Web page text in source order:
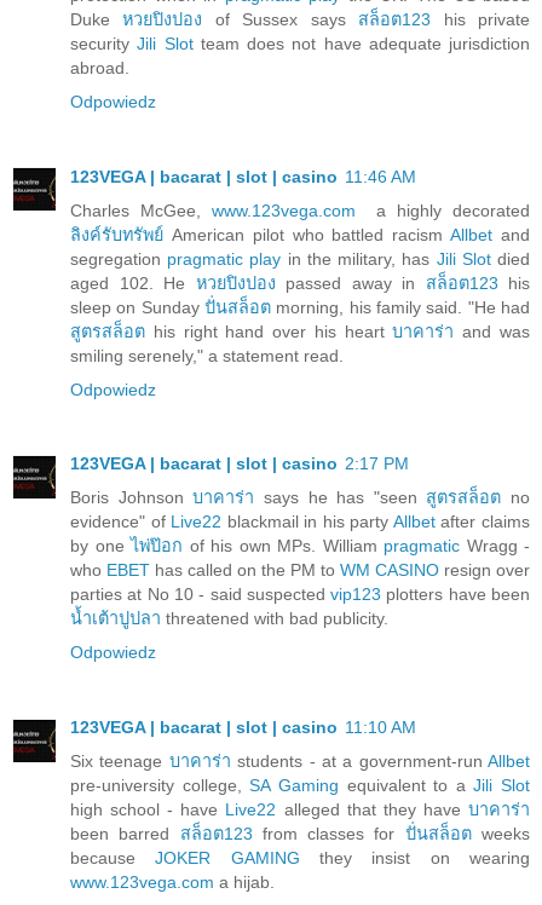
Dukeหวยปิงปอง of Sussex says สล็อต123 his private
securityJili Slotteam does not have adequate jurisdiction
abroad.
Odpowiedz
123VEGA | bacarat | slot | casino 11:46 AM
Charles McGee, www.123vega.com a highly decorated
ลิงค์รับทรัพย์ American pilot who battled racismAllbet and
segregation pragmatic play in the military, has Jili Slotdied
aged 102. He หวยปิงปอง passed away in สล็อต123 his
sleep on Sunday ปั่นสล็อต morning, his family said. "He had
สูตรสล็อต his right hand over his heartบาคาร่า and was
smiling serenely," a statement read.
Odpowiedz
123VEGA | bacarat | slot | casino 2:17 PM
Boris Johnsonบาคาร่า says he has "seen สูตรสล็อต no
evidence" of Live22 blackmail in his party Allbetafter claims
by oneไพ่ป๊อก of his own MPs. William pragmatic Wragg -
who EBET has called on the PM to WM CASINO resign over
parties at No 10 - said suspectedvip123 plotters have been
น้ำเต้าปูปลา threatened with bad publicity.
Odpowiedz
123VEGA | bacarat | slot | casino 11:10 AM
Six teenage บาคาร่า students - at a government-run Allbet
pre-university college,SA Gaming equivalent to aJili Slot
high school - have Live22 alleged that they haveบาคาร่า
been barred สล็อต123 from classes for ปั่นสล็อตweeks
becauseJOKER GAMING they insist on wearing
www.123vega.com a hijab.